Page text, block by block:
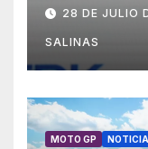
28 DE JULIO
SALINAS
MOTO GP